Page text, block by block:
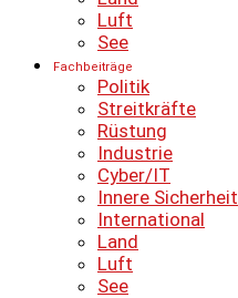
Luft
See
Fachbeiträge
Politik
Streitkräfte
Rüstung
Industrie
Cyber/IT
Innere Sicherheit
International
Land
Luft
See